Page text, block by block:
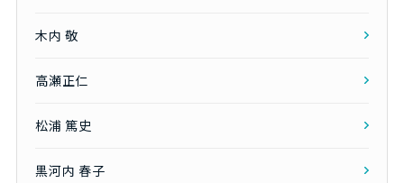
木内 敬
高瀬正仁
松浦 篤史
黒河内 春子